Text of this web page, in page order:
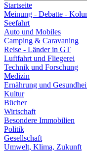
Startseite
Meinung - Debatte -
Seefahrt
Auto und Mobiles
Camping & Caravaning
Reise - Länder in GT
Luftfahrt und Fliegerei
Technik und Forschung
Medizin
Ernährung und
Kultur
Bücher
Wirtschaft
Besondere Immobilien
Politik
Gesellschaft
Umwelt, Klima, Zukunft